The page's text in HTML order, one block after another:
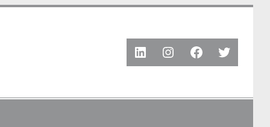
LinkedInInstagram
Facebook
Twitter